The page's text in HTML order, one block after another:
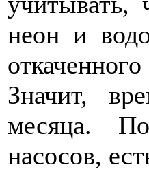
неон и
Значит,
месяца.
насосов,